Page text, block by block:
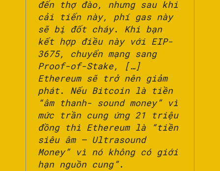
đến thợ đào, nhưng sau khi
cải tiến này, phí gas này
sẽ bị đốt cháy. Khi bạn
kết hợp điều này với EIP-
3675, chuyển mạng sang
Proof-of-Stake, […]
Ethereum sẽ trở nên giảm
phát. Nếu Bitcoin là tiền
“âm thanh- sound money” vì
mức trần cung ứng 21 triệu
đồng thì Ethereum là “tiền
siêu âm – Ultrasound
Money” vì nó không có giới
hạn nguồn cung”.